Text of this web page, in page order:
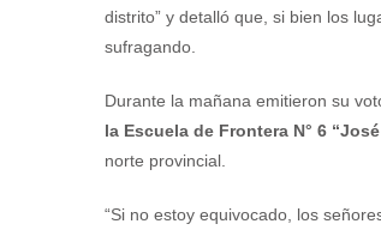
distrito” y detalló que, si bien los
sufragando.
Durante la mañana emitieron su
la Escuela de Frontera N° 6
norte provincial.
“Si no estoy equivocado, los